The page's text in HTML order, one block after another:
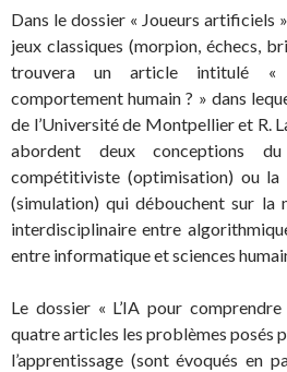
Dans le dossier « Joueurs artificiels
jeux classiques (morpion, échecs,
trouvera un article intitulé «
comportement humain ? » dans
de l’Université de Montpellier et R.
abordent deux conceptions
compétitiviste (optimisation) ou
(simulation) qui débouchent sur la
interdisciplinaire entre
entre informatique et sciences
Le dossier « L’IA pour
quatre articles les problèmes posés
l’apprentissage (sont évoqués en